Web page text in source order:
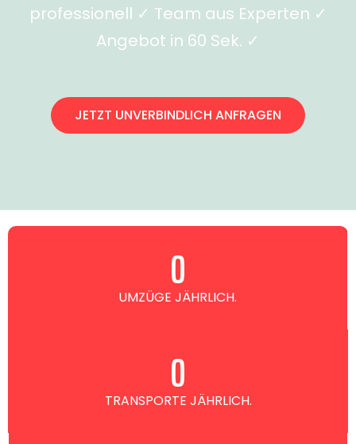
professionell ✓ Team aus Experten ✓
Angebot in 60 Sek. ✓
JETZT UNVERBINDLICH ANFRAGEN
UMZÜGE JÄHRLICH.
0
TRANSPORTE JÄHRLICH.
0